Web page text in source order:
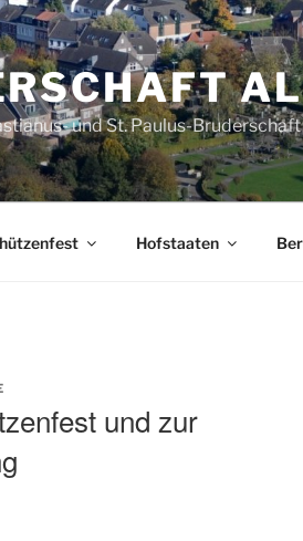
und St. Paulus-
Hofstaaten
und zur